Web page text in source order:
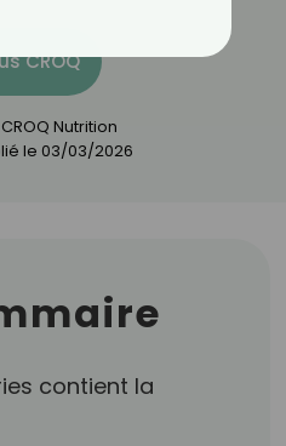
CROQ
CROQ Nutrition
le 03/03/2026
contient la